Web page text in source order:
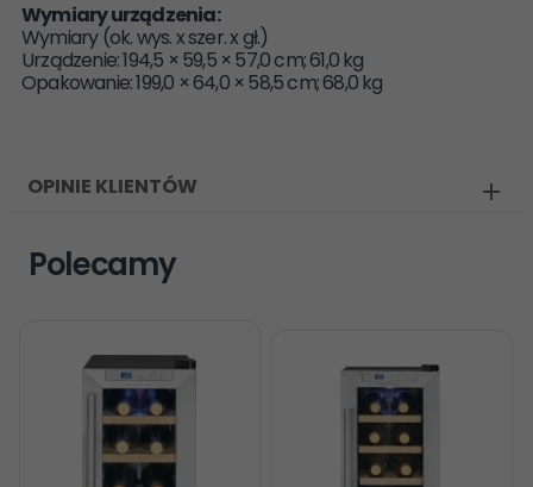
Wymiary urządzenia:
Wymiary (ok. wys. x szer. x gł.)
Urządzenie: 194,5 × 59,5 × 57,0 cm; 61,0 kg
Opakowanie: 199,0 × 64,0 × 58,5 cm; 68,0 kg
OPINIE KLIENTÓW
Polecamy